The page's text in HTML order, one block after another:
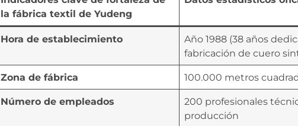
la fábrica textil de Yudeng
Hora de establecimiento
Año 1988 (38 años
fabricación de cuero
Zona de fábrica 100.000 metros
Número de empleados
200 profesionales
producción